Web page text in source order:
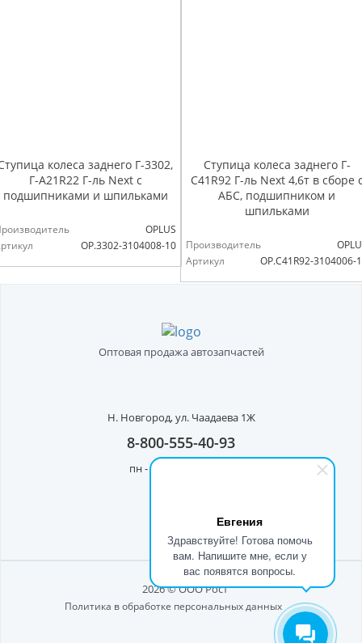
Евгения
Здравствуйте! Готова помочь
вам. Напишите мне, если у
вас появятся вопросы.
колеса заднего Г-3302,
Г-А21R22 Г-ль Next с
подшипниками и шпильками
OPLUS
OP.3302-3104008-10
Ступица колеса заднего Г-
C41R92 Г-ль Next 4,6т в сборе
АБС, подшипником и
шпильками
Производитель
Артикул
OP.C41R92-3104006-
Оптовая продажа автозапчастей
Н. Новгород,ул. Чаадаева 1Ж
8-800-555-40-93
пн - пт с 8:00 до 17:00
2026 © ООО Рост"
Политика в обработке персональных данных